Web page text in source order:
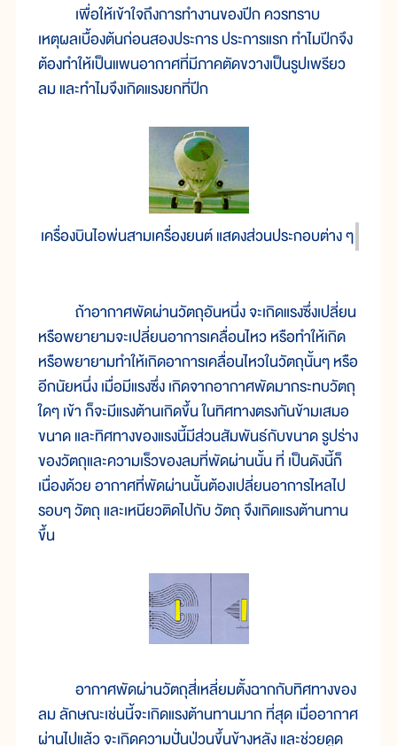
เพื่อให้เข้าใจถึงการทำงานของปีก ควรทราบ
เหตุผลเบื้องต้นก่อนสองประการ ประการแรก ทำไมปีกจึง
ต้องทำให้เป็นแพนอากาศที่มีภาคตัดขวางเป็นรูปเพรียว
ลม และทำไมจึงเกิดแรงยกที่ปีก
เครื่องบินไอพ่นสามเครื่องยนต์ แสดงส่วนประกอบต่าง ๆ
ถ้าอากาศพัดผ่านวัตถุอันหนึ่ง จะเกิดแรงซึ่งเปลี่ยน
หรือพยายามจะเปลี่ยนอาการเคลื่อนไหว หรือทำให้เกิด
หรือพยายามทำให้เกิดอาการเคลื่อนไหวในวัตถุนั้นๆ หรือ
อีกนัยหนึ่ง เมื่อมีแรงซึ่ง เกิดจากอากาศพัดมากระทบวัตถุ
ใดๆ เข้า ก็จะมีแรงต้านเกิดขึ้น ในทิศทางตรงกันข้ามเสมอ
ขนาด และทิศทางของแรงนี้มีส่วนสัมพันธ์กับขนาด รูปร่าง
ของวัตถุและความเร็วของลมที่พัดผ่านนั้น ที่ เป็นดังนี้ก็
เนื่องด้วย อากาศที่พัดผ่านนั้นต้องเปลี่ยนอาการไหลไป
รอบๆ วัตถุ และเหนียวติดไปกับ วัตถุ จึงเกิดแรงต้านทาน
ขึ้น
อากาศพัดผ่านวัตถุสี่เหลี่ยมตั้งฉากกับทิศทางของ
ลม ลักษณะเช่นนี้จะเกิดแรงต้านทานมาก ที่สุด เมื่ออากาศ
ผ่านไปแล้ว จะเกิดความปั่นป่วนขึ้นข้างหลัง และช่วยดูด